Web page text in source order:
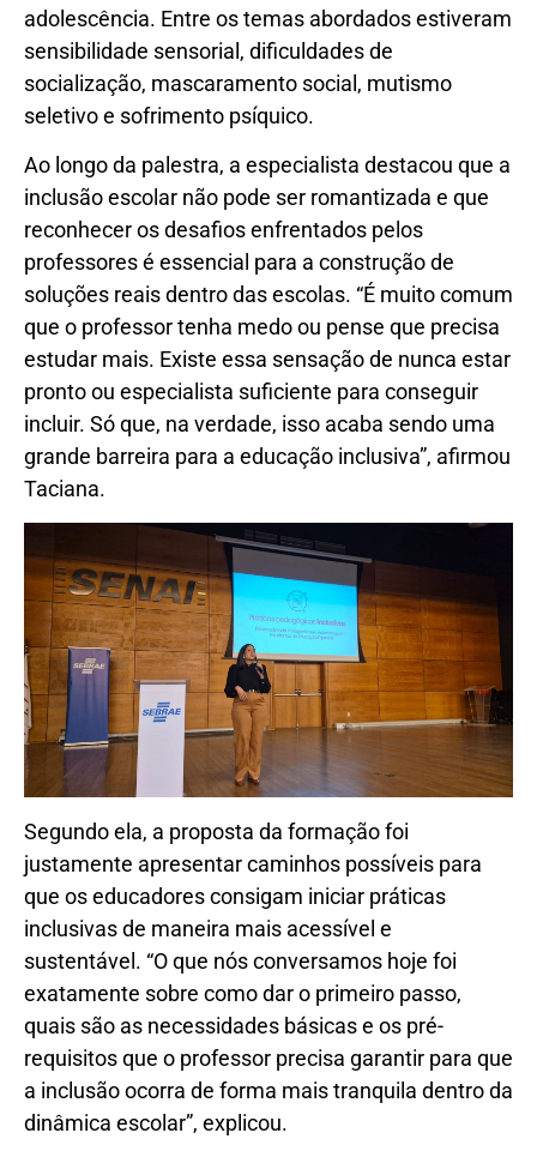
adolescência. Entre os temas abordados estiveram
sensibilidade sensorial, dificuldades de
socialização, mascaramento social, mutismo
seletivo e sofrimento psíquico.
Ao longo da palestra, a especialista destacou que a
inclusão escolar não pode ser romantizada e que
reconhecer os desafios enfrentados pelos
professores é essencial para a construção de
soluções reais dentro das escolas. “É muito comum
que o professor tenha medo ou pense que precisa
estudar mais. Existe essa sensação de nunca estar
pronto ou especialista suficiente para conseguir
incluir. Só que, na verdade, isso acaba sendo uma
grande barreira para a educação inclusiva”, afirmou
Taciana.
Segundo ela, a proposta da formação foi
justamente apresentar caminhos possíveis para
que os educadores consigam iniciar práticas
inclusivas de maneira mais acessível e
sustentável. “O que nós conversamos hoje foi
exatamente sobre como dar o primeiro passo,
quais são as necessidades básicas e os pré-
requisitos que o professor precisa garantir para que
a inclusão ocorra de forma mais tranquila dentro da
dinâmica escolar”, explicou.